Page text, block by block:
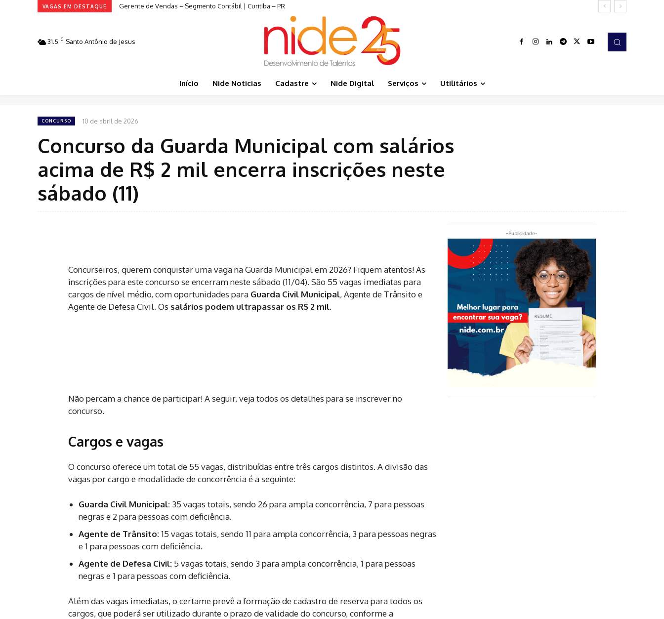
VAGAS EM DESTAQUE Gerente de Vendas – Segmento Contábil | Curitiba – PR
31.5 C Santo Antônio de Jesus
Início Nide Noticias Cadastre Nide Digital Serviços Utilitários
CONCURSO 10 de abril de 2026
Concurso da Guarda Municipal com salários
acima de R$ 2 mil encerra inscrições neste
sábado (11)
Concurseiros, querem conquistar uma vaga na Guarda Municipal em 2026? Fiquem atentos! As
inscrições para este concurso se encerram neste sábado (11/04). São 55 vagas imediatas para
cargos de nível médio, com oportunidades para Guarda Civil Municipal, Agente de Trânsito e
Agente de Defesa Civil. Os salários podem ultrapassar os R$ 2 mil.
Não percam a chance de participar! A seguir, veja todos os detalhes para se inscrever no
concurso.
Cargos e vagas
O concurso oferece um total de 55 vagas, distribuídas entre três cargos distintos. A divisão das
vagas por cargo e modalidade de concorrência é a seguinte:
Guarda Civil Municipal: 35 vagas totais, sendo 26 para ampla concorrência, 7 para pessoas
negras e 2 para pessoas com deficiência.
Agente de Trânsito:15 vagas totais, sendo 11 para ampla concorrência, 3 para pessoas negras
e 1 para pessoas com deficiência.
Agente de Defesa Civil: 5 vagas totais, sendo 3 para ampla concorrência, 1 para pessoas
negras e 1 para pessoas com deficiência.
Além das vagas imediatas, o certame prevê a formação de cadastro de reserva para todos os
cargos, que poderá ser utilizado durante o prazo de validade do concurso, conforme a
-Publicidade-